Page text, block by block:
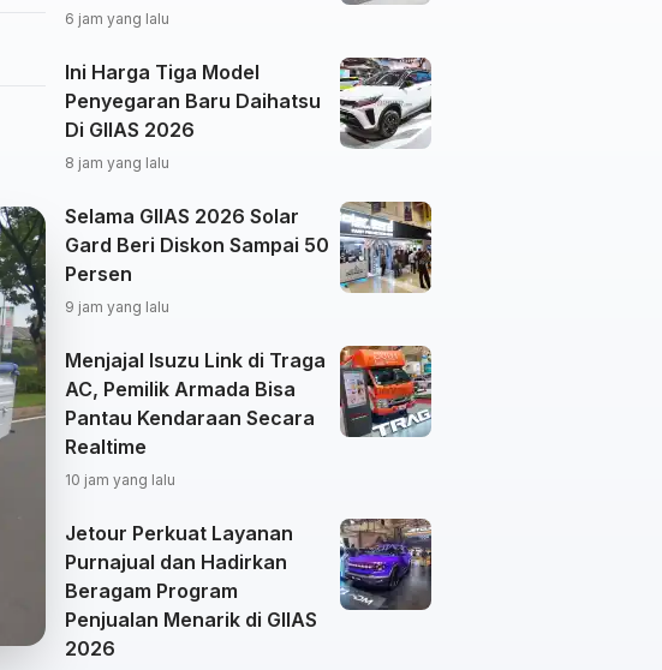
6 jam yang lalu
Ini Harga Tiga Model
Penyegaran Baru Daihatsu
Di GIIAS 2026
8 jam yang lalu
Selama GIIAS 2026 Solar
Gard Beri Diskon Sampai 50
Persen
9 jam yang lalu
Menjajal Isuzu Link di Traga
AC, Pemilik Armada Bisa
Pantau Kendaraan Secara
Realtime
10 jam yang lalu
Jetour Perkuat Layanan
Purnajual dan Hadirkan
Beragam Program
Penjualan Menarik di GIIAS
2026